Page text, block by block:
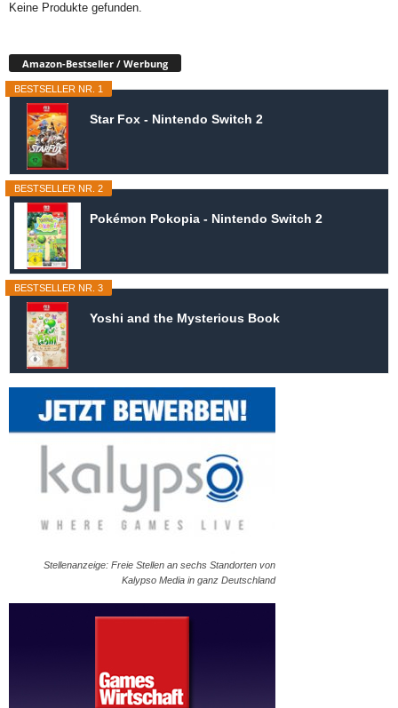
Keine Produkte gefunden.
Amazon-Bestseller / Werbung
BESTSELLER NR. 1
Star Fox - Nintendo Switch 2
BESTSELLER NR. 2
Pokémon Pokopia - Nintendo Switch 2
BESTSELLER NR. 3
Yoshi and the Mysterious Book
Stellenanzeige: Freie Stellen an sechs Standorten von
Kalypso Media in ganz Deutschland